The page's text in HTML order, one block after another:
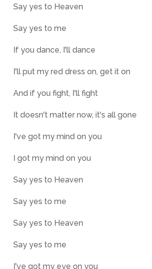
Say yes to Heaven
Say yes to me
If you dance, I'll dance
I'll put my red dress on, get it on
And if you fight, I'll fight
It doesn't matter now, it's all gone
I've got my mind on you
I got my mind on you
Say yes to Heaven
Say yes to me
Say yes to Heaven
Say yes to me
I've got my eye on you